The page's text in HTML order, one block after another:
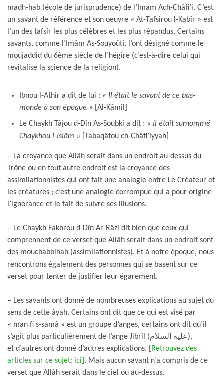
madh-hab (école de jurisprudence) de l’Imam Ach-Châfi’i. C’est
un savant de référence et son oeuvre « At-Tafsîrou l-Kabîr » est
l’un des tafsîr les plus célèbres et les plus répandus. Certains
savants, comme l’Imâm As-Souyoûti, l’ont désigné comme le
moujaddid du 6ème siècle de l’hégire (c’est-à-dire celui qui
revitalise la science de la religion).
Ibnou l-Athîr a dit de lui : « Il était le savant de ce bas-
monde à son époque »
[Al-Kâmil]
Le Chaykh Tâjou d-Dîn As-Soubki a dit : « Il était surnommé
Chaykhou l-Islâm »
[Tabaqâtou ch-Châfi’iyyah]
– La croyance que Allâh serait dans un endroit au-dessus du
Trône ou en tout autre endroit est la croyance des
assimilationnistes qui ont fait une analogie entre Le Créateur et
les créatures ; c’est une analogie corrompue qui a pour origine
l’ignorance et le fait de suivre ses illusions.
– Le Chaykh Fakhrou d-Dîn Ar-Râzi dit bien que ceux qui
comprennent de ce verset que Allâh serait dans un endroit sont
des mouchabbihah (assimilationnistes). Et à notre époque, nous
rencontrons également des personnes qui se basent sur ce
verset pour tenter de justifier leur égarement.
– Les savants ont donné de nombreuses explications au sujet du
sens de cette âyah. Certains ont dit que ce qui est visé par
« man fi s-samâ » est un groupe d’anges, certains ont dit qu’il
s’agit plus particulièrement de l’ange Jibrîl (عليه السلام),
et d’autres ont donné d’autres explications. [
Retrouvez des
articles sur ce sujet: ici ]. Mais aucun savant n’a compris de ce
verset que Allâh serait dans le ciel ou au-dessus.